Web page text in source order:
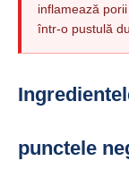
inflamează
într-o pustulă
punctele